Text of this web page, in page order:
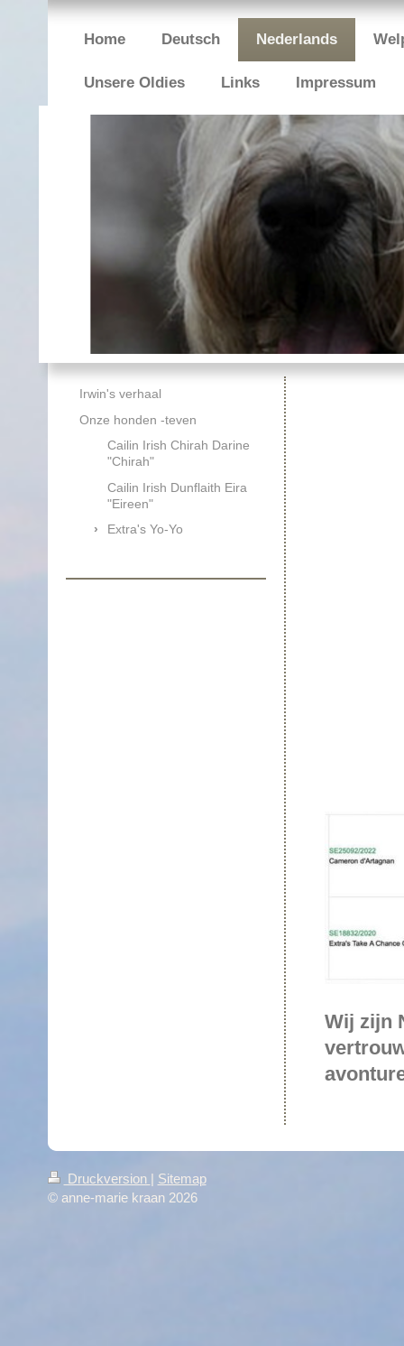
Home Deutsch Nederlands
Unsere Oldies Links Impressum
Wij zijn
Irwin's verhaal
Onze honden -teven
Cailin Irish Chirah Darine
"Chirah"
Cailin Irish Dunflaith Eira
"Eireen"
Extra's Yo-Yo
Druckversion | Sitemap
© anne-marie kraan 2026